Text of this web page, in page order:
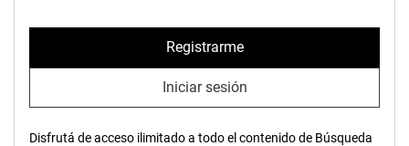
Registrarme
Iniciar sesión
Disfrutá de acceso ilimitado a todo el contenido de Búsqueda